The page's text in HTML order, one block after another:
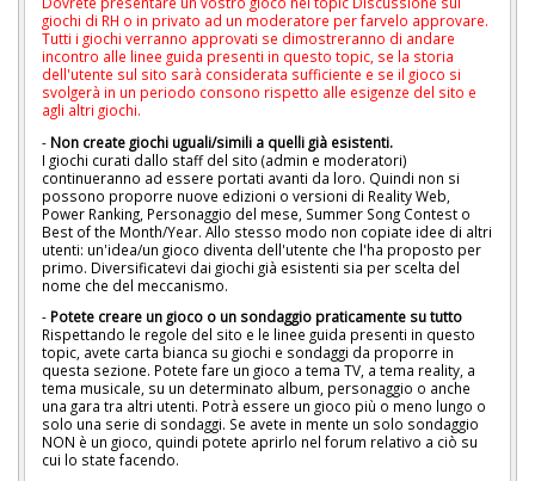
giochi di RH o in privato ad un moderatore per farvelo approvare.
Tutti i giochi verranno approvati se dimostreranno di andare
incontro alle linee guida presenti in questo topic, se la storia
dell'utente sul sito sarà considerata sufficiente e se il gioco si
svolgerà in un periodo consono rispetto alle esigenze del sito e
agli altri giochi.
- Non create giochi uguali/simili a quelli già esistenti.
I giochi curati dallo staff del sito (admin e moderatori)
continueranno ad essere portati avanti da loro. Quindi non si
possono proporre nuove edizioni o versioni di Reality Web,
Power Ranking, Personaggio del mese, Summer Song Contest o
Best of the Month/Year. Allo stesso modo non copiate idee di altri
utenti: un'idea/un gioco diventa dell'utente che l'ha proposto per
primo. Diversificatevi dai giochi già esistenti sia per scelta del
nome che del meccanismo.
- Potete creare un gioco o un sondaggio praticamente su tutto
Rispettando le regole del sito e le linee guida presenti in questo
topic, avete carta bianca su giochi e sondaggi da proporre in
questa sezione. Potete fare un gioco a tema TV, a tema reality, a
tema musicale, su un determinato album, personaggio o anche
una gara tra altri utenti. Potrà essere un gioco più o meno lungo o
solo una serie di sondaggi. Se avete in mente un solo sondaggio
NON è un gioco, quindi potete aprirlo nel forum relativo a ciò su
cui lo state facendo.